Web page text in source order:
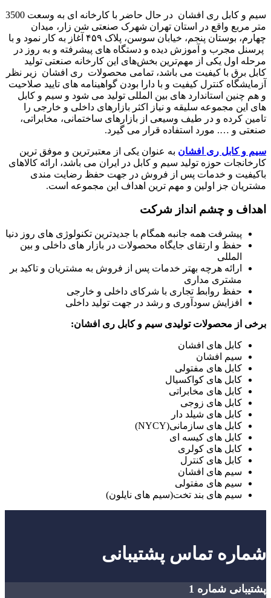
سیم و کابل ری افشان در حال حاضر با کارخانه ای به وسعت 3500
متر مربع واقع در استان تهران شهرک صنعتی شن زار، میدان
چهارم، بوستان پنجم، خیابان سوسن، پلاک ۴۵۹ آغاز به کار نمود و با
پرسنل مجرب و آموزش دیده و دستگاه های پیشرفته و به روز در
مرحله اول یکی از مهم‌ترین بخش‌های این کارخانه صنعتی تولید
کابل برق با کیفیت می باشد، تمامی محصولات ری افشان زیر نظر
آزمایشگاه کنترل کیفیت و با دارا بودن گواهینامه های تایید صلاحیت
و هم چنین استاندارد های بین المللی تولید می شود و سیم و کابل
های این مجموعه سلیقه و نیاز اکثر بازارهای داخلی و خارجی را
تامین کرده و در طیف وسیعی از بازارهای ساختمانی، مخابراتی،
صنعتی و …. مورد استفاده قرار می گیرد.
سیم و کابل ری افشان به عنوان یکی از معتبرترین و موفق ترین
کارخانجات حوزه تولید سیم و کابل در ایران می باشد، ارائه کالاهای
باکیفیت و خدمات پس از فروش در جهت حفظ رضایت مندی
مشتریان جز اولین و مهم ترین اهداف این مجموعه است.
اهداف و چشم انداز شرکت
پیشرفت همه جانبه همگام با جدیدترین تکنولوژی های روز دنیا
حفظ و ارتقای جایگاه محصولات در بازار های داخلی و بین
المللی
ارائه هرچه بهتر خدمات پس از فروش به مشتریان و تاکید بر
مشتری مداری
حفظ روابط تجاری با شرکای داخلی و خارجی
افزایش سودآوری و رشد در جهت تولید داخلی
برخی از محصولات تولیدی سیم و کابل ری افشان:
کابل های افشان
سیم افشان
کابل های مفتولی
کابل های کواکسیال
کابل های مخابراتی
کابل های زوجی
کابل های شیلد دار
کابل های سازمانی(NYCY)
کابل های کیسه ای
کابل های کولری
کابل های کنترل
سیم های افشان
سیم های مفتولی
سیم های بند تخت(سیم های نایلون)
شماره تماس پشتیبانی
پشتیبانی شماره 1